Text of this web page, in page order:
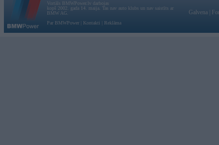
Vortāls BMWPower.lv darbojas
kopš 2002. gada 14. maija. Tas nav auto klubs un nav saistīts ar
BMW AG.
Par BMWPower
Kontakti Reklāma
Galvena